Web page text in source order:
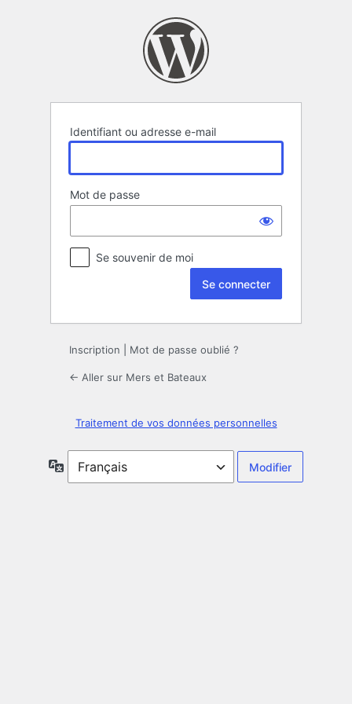
Identifiant ou adresse e-mail
Mot de passe
Se souvenir de moi
Inscription Mot de passe oublié ?
← Aller sur Mers et Bateaux
Traitement de vos données personnelles
Langue